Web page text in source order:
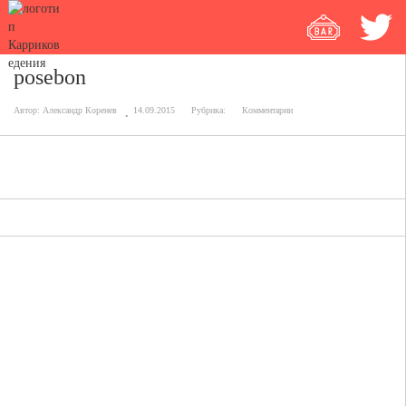
posebon
Автор: Александр Коренев 14.09.2015 Рубрика: Комментарии